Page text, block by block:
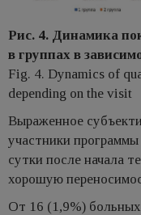
Рис. 4. Динамика
в группах в
Fig. 4. Dynamics of
depending on the visit
Выраженное
участники
сутки после начала
хорошую
От 16 (1,9%)